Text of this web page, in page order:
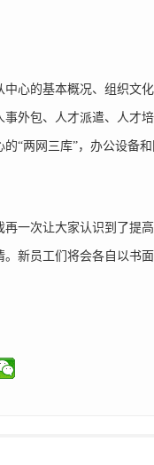
的基本概况、组织文化
事外包、人才派遣、人才
“两网三库”，办公设备
次让大家认识到了提高
新员工们将会各自以书